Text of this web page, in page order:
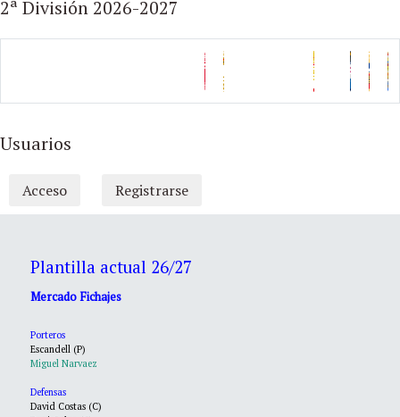
2ª División 2026-2027
Usuarios
Acceso Registrarse
Plantilla actual 26/27
Mercado Fichajes
Porteros
Escandell (P)
Miguel Narvaez
Defensas
David Costas (C)